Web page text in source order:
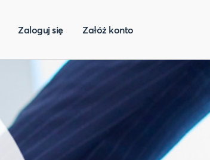
Zaloguj się Załóż konto